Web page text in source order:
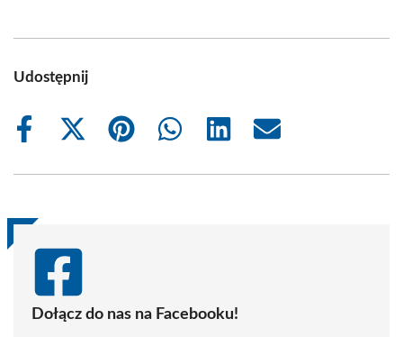
Udostępnij
Share
Share
(Twitter)
Share
Share
Share
Share
Dołącz do nas na Facebooku!